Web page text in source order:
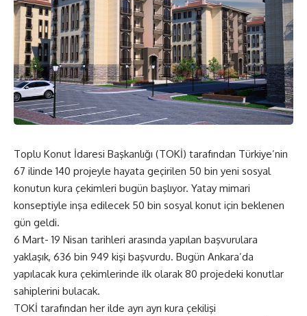
Toplu Konut İdaresi Başkanlığı (TOKİ) tarafından Türkiye’nin
67 ilinde 140 projeyle hayata geçirilen 50 bin yeni sosyal
konutun kura çekimleri bugün başlıyor. Yatay mimari
konseptiyle inşa edilecek 50 bin sosyal konut için beklenen
gün geldi.
6 Mart- 19 Nisan tarihleri arasında yapılan başvurulara
yaklaşık, 636 bin 949 kişi başvurdu. Bugün Ankara’da
yapılacak kura çekimlerinde ilk olarak 80 projedeki konutlar
sahiplerini bulacak.
TOKİ tarafından her ilde ayrı ayrı kura çekilişi